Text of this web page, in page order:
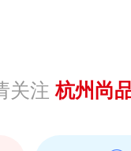
关注杭州尚